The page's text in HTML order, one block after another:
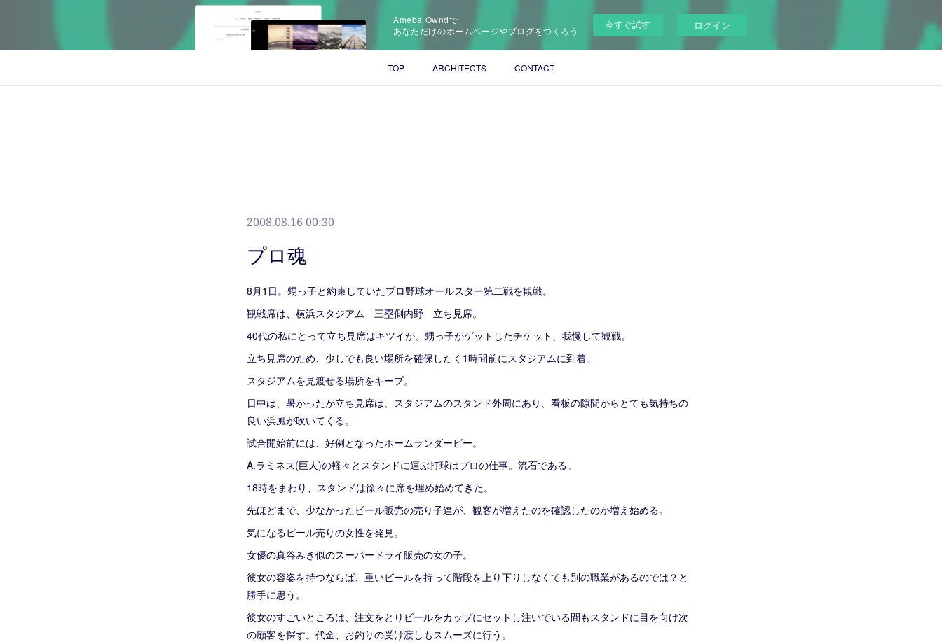
Ameba Owndで
あなただけのホームページやブログをつくろう
今すぐ試す ログイン
TOP ARCHITECTS CONTACT
2008.08.16 00:30
プロ魂
8月1日。甥っ子と約束していたプロ野球オールスター第二戦を観戦。
観戦席は、横浜スタジアム 三塁側内野 立ち見席。
40代の私にとって立ち見席はキツイが、甥っ子がゲットしたチケット、我慢して観戦。
立ち見席のため、少しでも良い場所を確保したく1時間前にスタジアムに到着。
スタジアムを見渡せる場所をキープ。
日中は、暑かったが立ち見席は、スタジアムのスタンド外周にあり、看板の隙間からとても気持ちの
良い浜風が吹いてくる。
試合開始前には、好例となったホームランダービー。
A.ラミネス(巨人)の軽々とスタンドに運ぶ打球はプロの仕事。流石である。
18時をまわり、スタンドは徐々に席を埋め始めてきた。
先ほどまで、少なかったビール販売の売り子達が、観客が増えたのを確認したのか増え始める。
気になるビール売りの女性を発見。
女優の真谷みき似のスーパードライ販売の女の子。
彼女の容姿を持つならば、重いビールを持って階段を上り下りしなくても別の職業があるのでは？と
勝手に思う。
彼女のすごいところは、注文をとりビールをカップにセットし注いでいる間もスタンドに目を向け次
の顧客を探す。代金、お釣りの受け渡しもスムーズに行う。